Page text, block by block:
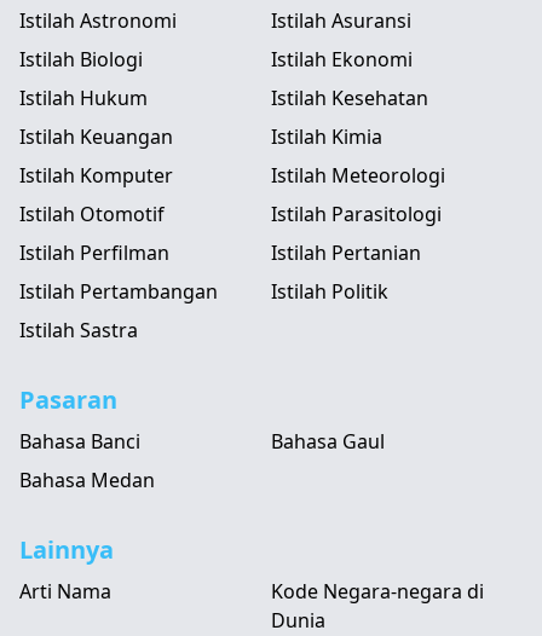
Istilah Astronomi
Istilah Asuransi
Istilah Biologi
Istilah Ekonomi
Istilah Hukum
Istilah Kesehatan
Istilah Keuangan
Istilah Kimia
Istilah Komputer
Istilah Meteorologi
Istilah Otomotif
Istilah Parasitologi
Istilah Perfilman
Istilah Pertanian
Istilah Pertambangan
Istilah Politik
Istilah Sastra
Pasaran
Bahasa Banci
Bahasa Gaul
Bahasa Medan
Lainnya
Arti Nama
Kode Negara-negara di
Dunia